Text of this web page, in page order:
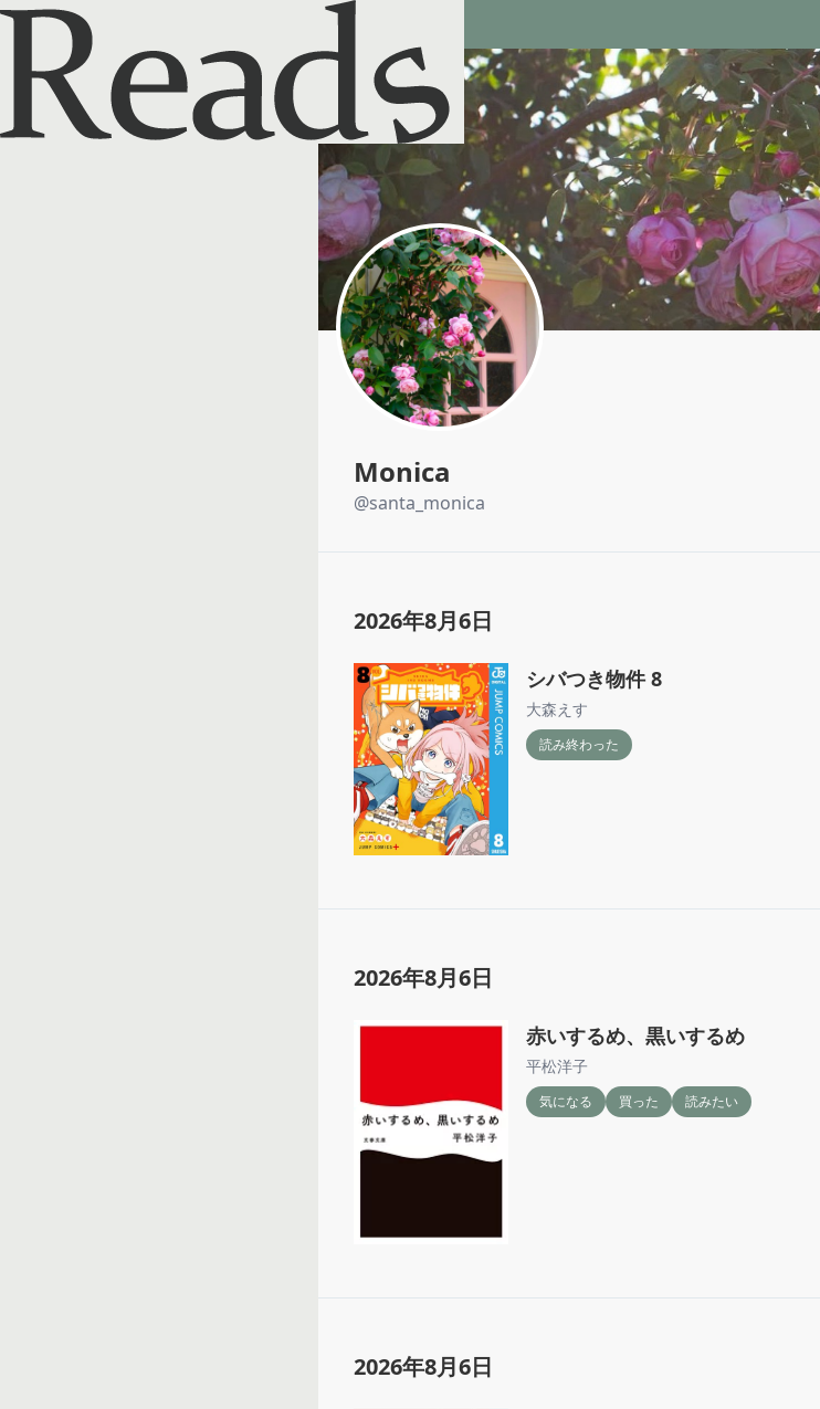
Reads - 読書のSNS＆記録アプリ
Monica
@santa_monica
2026年8月6日
シバつき物件 8
大森えす
読み終わった
2026年8月6日
赤いするめ、黒いするめ
平松洋子
気になる 買った 読みたい
2026年8月6日